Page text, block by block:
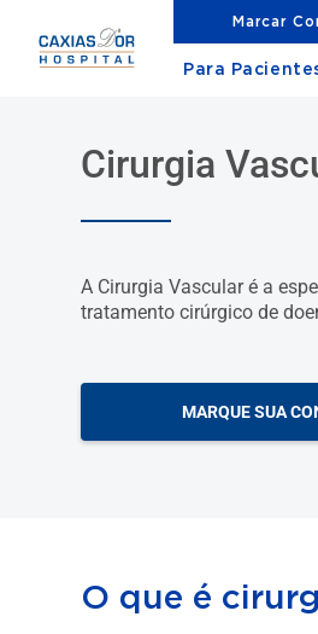
Marcar
Para
Cirurgia
A Cirurgia Vascular é a
tratamento cirúrgico de
MARQUE SUA
O que é